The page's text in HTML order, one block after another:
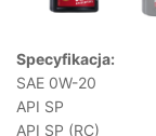
Specyfikacja:
SAE 0W-20
API SP
API SP (RC)